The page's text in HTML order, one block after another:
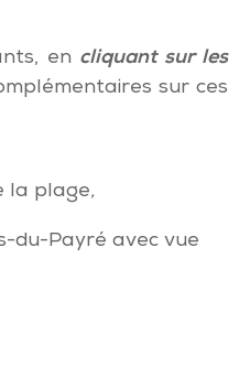
en cliquant sur les
sur ces
la plage,
du-Payré avec vue